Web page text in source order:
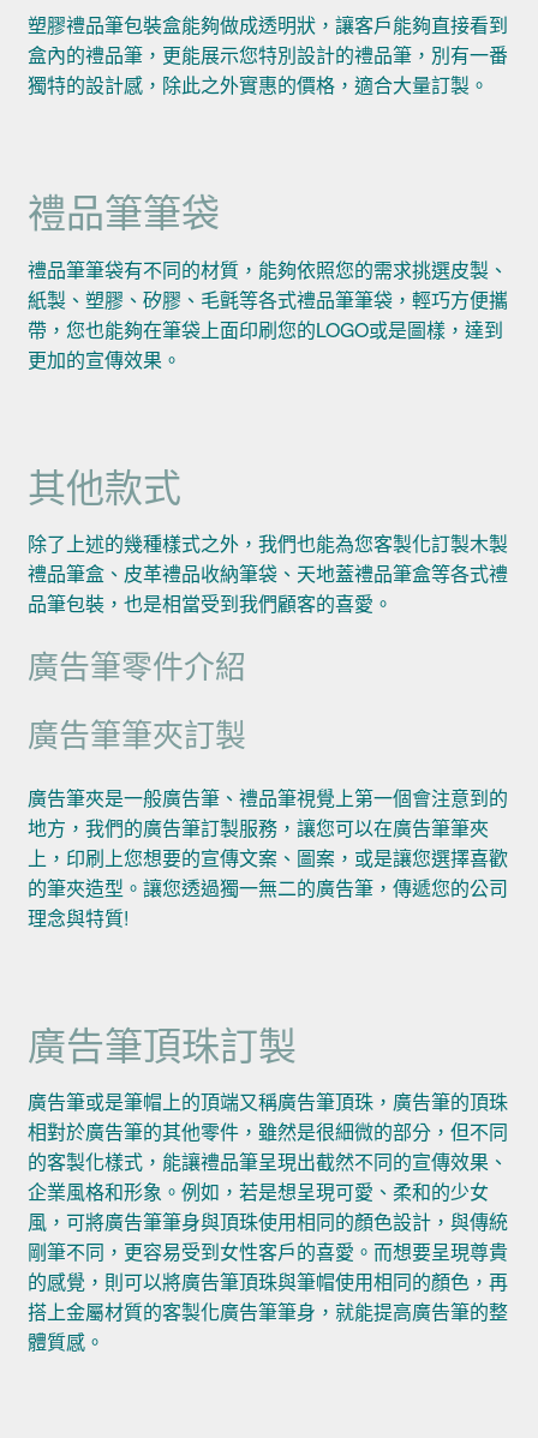
塑膠禮品筆包裝盒能夠做成透明狀，讓客戶能夠直接看到
盒內的禮品筆，更能展示您特別設計的禮品筆，別有一番
獨特的設計感，除此之外實惠的價格，適合大量訂製。
禮品筆筆袋
禮品筆筆袋有不同的材質，能夠依照您的需求挑選皮製、
紙製、塑膠、矽膠、毛氈等各式禮品筆筆袋，輕巧方便攜
帶，您也能夠在筆袋上面印刷您的LOGO或是圖樣，達到
更加的宣傳效果。
其他款式
除了上述的幾種樣式之外，我們也能為您客製化訂製木製
禮品筆盒、皮革禮品收納筆袋、天地蓋禮品筆盒等各式禮
品筆包裝，也是相當受到我們顧客的喜愛。
廣告筆零件介紹
廣告筆筆夾訂製
廣告筆夾是一般廣告筆、禮品筆視覺上第一個會注意到的
地方，我們的廣告筆訂製服務，讓您可以在廣告筆筆夾
上，印刷上您想要的宣傳文案、圖案，或是讓您選擇喜歡
的筆夾造型。讓您透過獨一無二的廣告筆，傳遞您的公司
理念與特質!
廣告筆頂珠訂製
廣告筆或是筆帽上的頂端又稱廣告筆頂珠，廣告筆的頂珠
相對於廣告筆的其他零件，雖然是很細微的部分，但不同
的客製化樣式，能讓禮品筆呈現出截然不同的宣傳效果、
企業風格和形象。例如，若是想呈現可愛、柔和的少女
風，可將廣告筆筆身與頂珠使用相同的顏色設計，與傳統
剛筆不同，更容易受到女性客戶的喜愛。而想要呈現尊貴
的感覺，則可以將廣告筆頂珠與筆帽使用相同的顏色，再
搭上金屬材質的客製化廣告筆筆身，就能提高廣告筆的整
體質感。